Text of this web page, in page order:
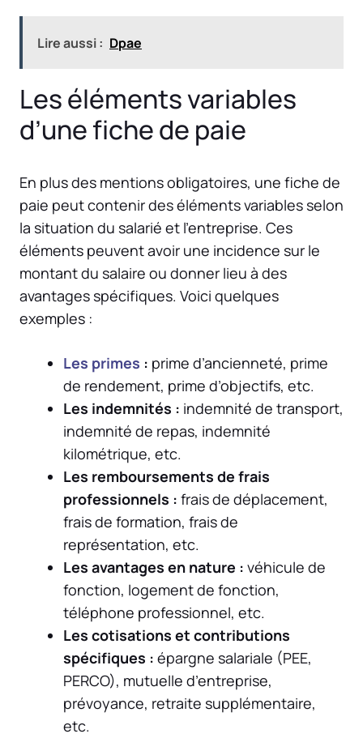
Lire aussi : Dpae
Les éléments variables
d’une fiche de paie
En plus des mentions obligatoires, une fiche de
paie peut contenir des éléments variables selon
la situation du salarié et l’entreprise. Ces
éléments peuvent avoir une incidence sur le
montant du salaire ou donner lieu à des
avantages spécifiques. Voici quelques
exemples :
Les primes : prime d’ancienneté, prime
de rendement, prime d’objectifs, etc.
Les indemnités : indemnité de transport,
indemnité de repas, indemnité
kilométrique, etc.
Les remboursements de frais
professionnels : frais de déplacement,
frais de formation, frais de
représentation, etc.
Les avantages en nature : véhicule de
fonction, logement de fonction,
téléphone professionnel, etc.
Les cotisations et contributions
spécifiques : épargne salariale (PEE,
PERCO), mutuelle d’entreprise,
prévoyance, retraite supplémentaire,
etc.